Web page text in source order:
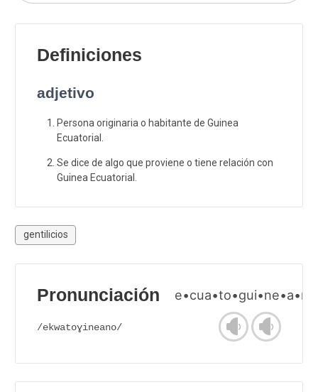
Definiciones
adjetivo
Persona originaria o habitante de Guinea
Ecuatorial.
Se dice de algo que proviene o tiene relación con
Guinea Ecuatorial.
gentilicios
Pronunciación e•cua•to•gui•ne•a•no
/ekwatoɣineano/